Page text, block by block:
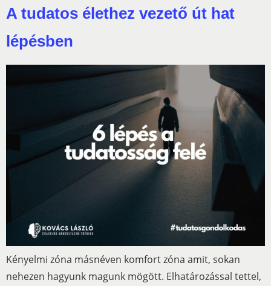
A tudatos élethez vezető út hat
lépésben
Kényelmi zóna másnéven komfort zóna amit, sokan
nehezen hagyunk magunk mögött. Elhatározással tettel,